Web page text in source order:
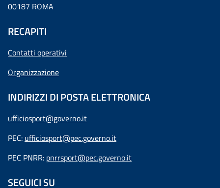
00187 ROMA
RECAPITI
Contatti operativi
Organizzazione
INDIRIZZI DI POSTA ELETTRONICA
ufficiosport@governo.it
PEC: ufficiosport@pec.governo.it
PEC PNRR: pnrrsport@pec.governo.it
SEGUICI SU